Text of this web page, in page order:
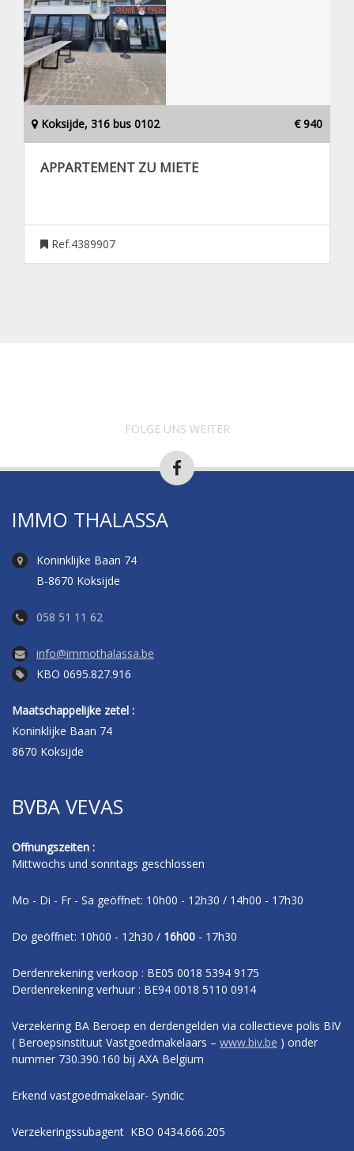
Koksijde, 316 bus 0102 € 940
APPARTEMENT ZU MIETE
Ref.4389907
FOLGE UNS WEITER
IMMO THALASSA
Koninklijke Baan 74
B-8670 Koksijde
058 51 11 62
info@immothalassa.be
KBO 0695.827.916
Maatschappelijke zetel :
Koninklijke Baan 74
8670 Koksijde
BVBA VEVAS
Offnungszeiten :
Mittwochs und sonntags geschlossen
Mo - Di - Fr - Sa geöffnet: 10h00 - 12h30 / 14h00 - 17h30
Do geöffnet: 10h00 - 12h30 / 16h00 - 17h30
Derdenrekening verkoop : BE05 0018 5394 9175
Derdenrekening verhuur : BE94 0018 5110 0914
Verzekering BA Beroep en derdengelden via collectieve polis BIV
( Beroepsinstituut Vastgoedmakelaars – www.biv.be ) onder
nummer 730.390.160 bij AXA Belgium
Erkend vastgoedmakelaar- Syndic
Verzekeringssubagent KBO 0434.666.205